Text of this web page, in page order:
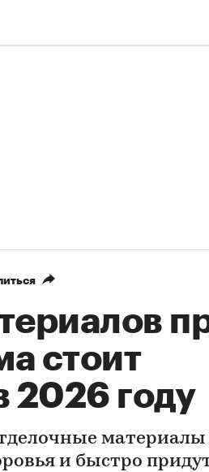
стоит
2026 году
материалы
и быстро